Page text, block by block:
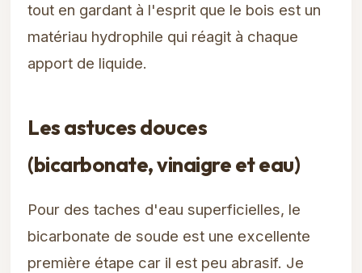
tout en gardant à l'esprit que le bois est un
matériau hydrophile qui réagit à chaque
apport de liquide.
Les astuces douces
(bicarbonate, vinaigre et eau)
Pour des taches d'eau superficielles, le
bicarbonate de soude est une excellente
première étape car il est peu abrasif. Je